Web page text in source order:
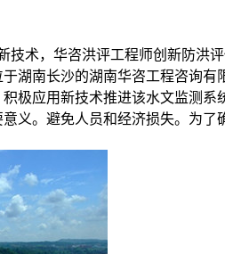
技术，华咨洪评工程师创新防洪
湖南长沙的湖南华咨工程咨询有
极应用新技术推进该水文监测系
义。避免人员和经济损失。为了